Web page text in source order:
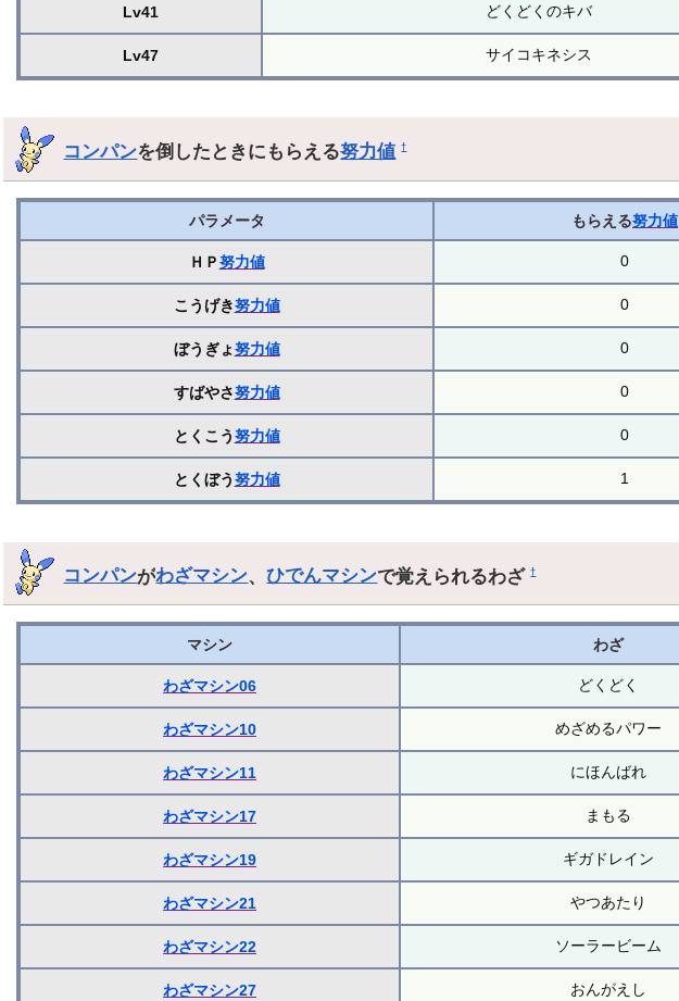
Lv41 どくどくのキバ
Lv47 サイコキネシス
コンパンを倒したときにもらえる努力値 †
パラメータ もらえる努力値
ＨＰ努力値 0
こうげき努力値 0
ぼうぎょ努力値 0
すばやさ努力値 0
とくこう努力値 0
とくぼう努力値 1
コンパンがわざマシン、ひでんマシンで覚えられるわざ†
マシン わざ
わざマシン06 どくどく
わざマシン10 めざめるパワー
わざマシン11 にほんばれ
わざマシン17 まもる
わざマシン19 ギガドレイン
わざマシン21 やつあたり
わざマシン22 ソーラービーム
わざマシン27 おんがえし